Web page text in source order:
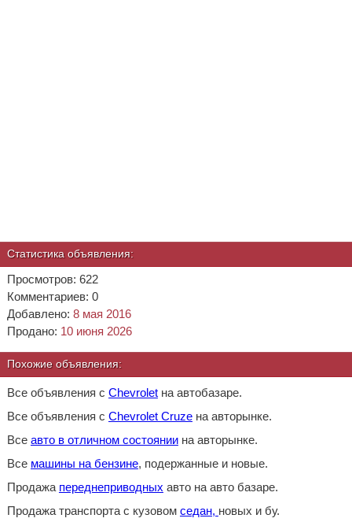
Статистика объявления:
Просмотров: 622
Комментариев: 0
Добавлено: 8 мая 2016
Продано: 10 июня 2026
Похожие объявления:
Все объявления с Chevroletна автобазаре.
Все объявления с Chevrolet Cruzeна авторынке.
Все авто в отличном состояниина авторынке.
Все машины на бензине, подержанные и новые.
Продажа переднеприводных авто на авто базаре.
Продажа транспорта с кузовом седан, новых и бу.